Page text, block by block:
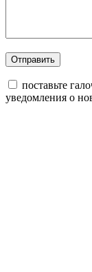
поставьте
уведомления о